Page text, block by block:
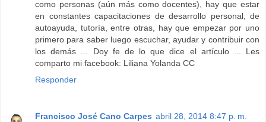
como personas (aún más como docentes), hay que estar
en constantes capacitaciones de desarrollo personal, de
autoayuda, tutoría, entre otras, hay que empezar por uno
primero para saber luego escuchar, ayudar y contribuir con
los demás ... Doy fe de lo que dice el artículo ... Les
comparto mi facebook: Liliana Yolanda CC
Responder
Francisco José Cano Carpes abril 28, 2014 8:47 p. m.